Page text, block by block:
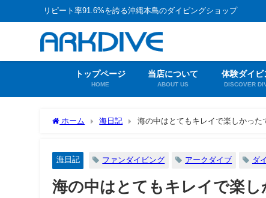
リピート率91.6%を誇る沖縄本島のダイビングショップ
トップページ
HOME
当店について
ABOUT US
体験ダイビ
DISCOVER
ホーム 海日記 海の中はとてもキレイで楽しかった
海日記 ファンダイビング アークダイブ ダ
海の中はとてもキレイで楽し